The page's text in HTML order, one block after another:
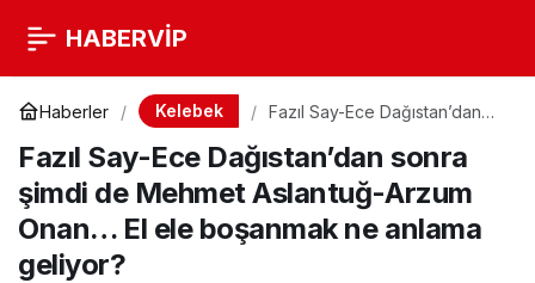
HABERVİP
Haberler Kelebek
Fazıl Say-Ece Dağıstan’dan
Aslantuğ-Arzum Onan… El ele
boşanmak ne anlama geliyor?
Fazıl Say-Ece Dağıstan’dan sonra
şimdi de Mehmet Aslantuğ-Arzum
Onan… El ele boşanmak ne anlama
geliyor?